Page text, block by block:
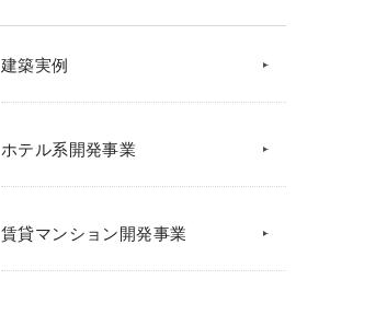
建築実例
ホテル系開発事業
賃貸マンション開発事業